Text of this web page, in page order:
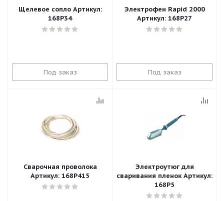
Щелевое сопло Артикул:
168P34
Под заказ
Электрофен Rapid 2000
Артикул: 168P27
Под заказ
Сварочная проволока
Артикул: 168P415
Электроутюг для
сваривания пленок Артикул:
168P5